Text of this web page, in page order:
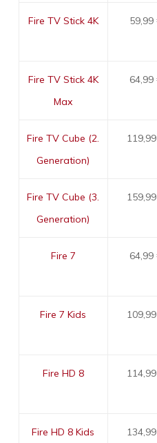
Fire TV Stick 4K 59,99
Fire TV Stick 4K
Max
64,99
Fire TV Cube (2.
Generation)
Fire TV Cube (3.
Generation)
Fire 7 64,99
Fire 7 Kids
Fire HD 8
Fire HD 8 Kids